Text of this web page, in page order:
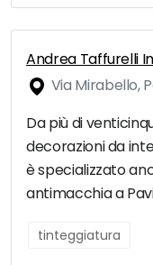
Andrea Taffurelli
Via Mirabello,
Da più di
decorazioni da
è specializzato
antimacchia a
tinteggiatura